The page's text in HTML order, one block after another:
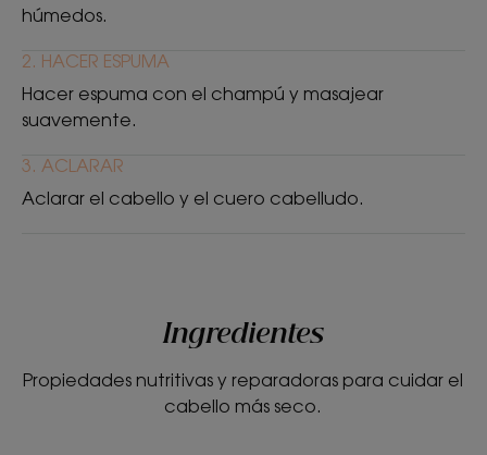
húmedos.
2. HACER ESPUMA
Hacer espuma con el champú y masajear
suavemente.
3. ACLARAR
Aclarar el cabello y el cuero cabelludo.
Ingredientes
Propiedades nutritivas y reparadoras para cuidar el
cabello más seco.